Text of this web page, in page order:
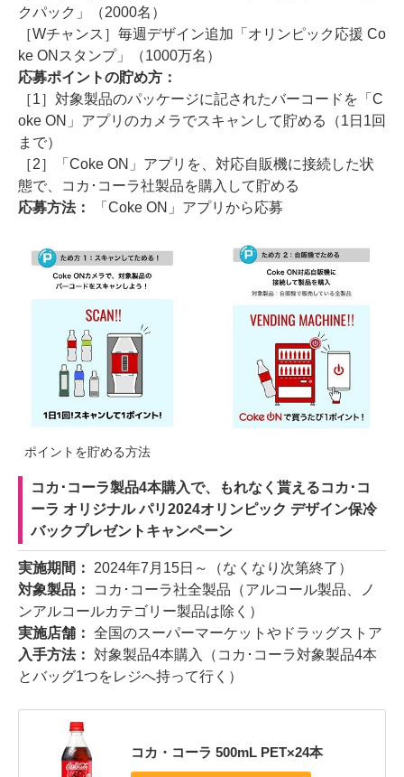
クパック」（2000名）
［Wチャンス］毎週デザイン追加「オリンピック応援 Co
ke ONスタンプ」（1000万名）
応募ポイントの貯め方：
［1］対象製品のパッケージに記されたバーコードを「C
oke ON」アプリのカメラでスキャンして貯める（1日1回
まで）
［2］「Coke ON」アプリを、対応自販機に接続した状
態で、コカ･コーラ社製品を購入して貯める
応募方法：
「Coke ON」アプリから応募
ポイントを貯める方法
コカ･コーラ製品4本購入で、もれなく貰えるコカ･コ
ーラ オリジナル パリ2024オリンピック デザイン保冷
バックプレゼントキャンペーン
実施期間： 2024年7月15日～（なくなり次第終了）
対象製品：
コカ･コーラ社全製品（アルコール製品、ノ
ンアルコールカテゴリー製品は除く）
実施店舗： 全国のスーパーマーケットやドラッグストア
入手方法： 対象製品4本購入（コカ･コーラ対象製品4本
とバッグ1つをレジへ持って行く）
コカ・コーラ 500mL PET×24本